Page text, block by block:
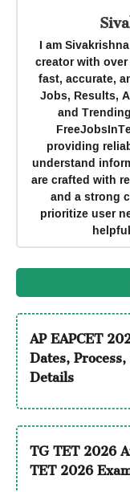
I am
creator with
fast, accurate,
Jobs, Results,
and
providing
understand
are crafted with
and a strong
prioritize user
AP EAPCET
Dates,
Details
TG TET 2026
TET 2026